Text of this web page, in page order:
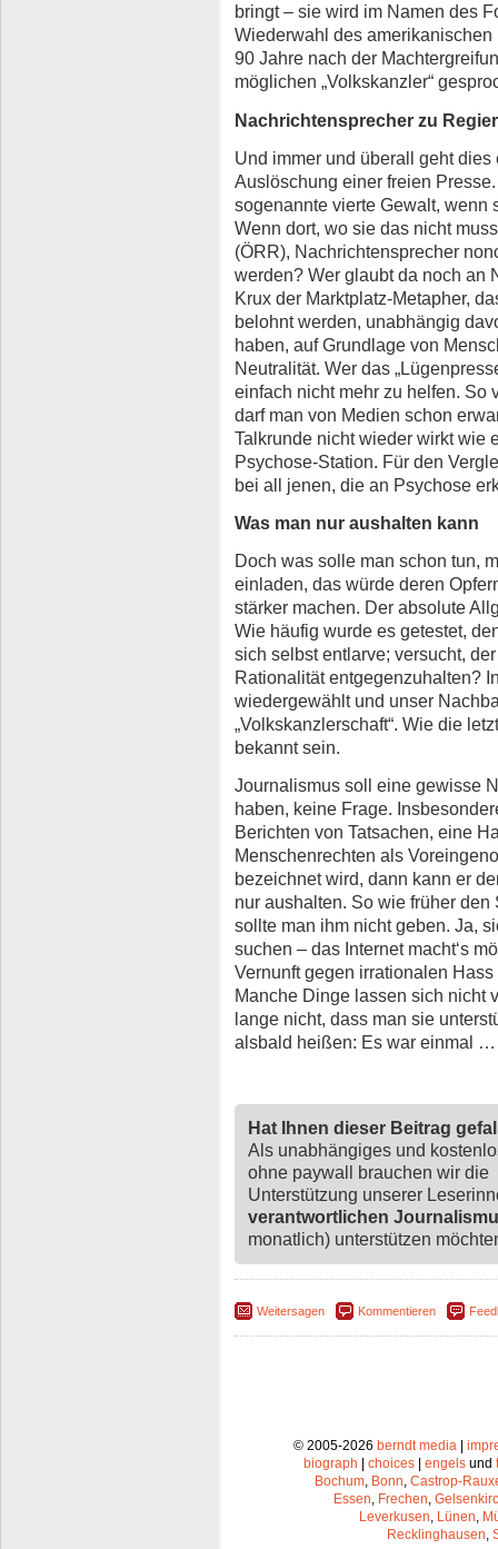
bringt – sie wird im Namen des
Wiederwahl des
90 Jahre nach der
möglichen „Volkskanzler“
Nachrichtensprecher zu
Und immer und überall geht
Auslöschung einer freien
sogenannte vierte Gewalt, wenn
Wenn dort, wo sie das nicht
(ÖRR), Nachrichtensprecher
werden? Wer glaubt da noch an
Krux der Marktplatz-Metapher,
belohnt werden, unabhängig
haben, auf Grundlage von
Neutralität. Wer das
einfach nicht mehr zu helfen. So
darf man von Medien schon
Talkrunde nicht wieder wirkt wie
Psychose-Station. Für den
bei all jenen, die an Psychose
Was man nur aushalten kann
Doch was solle man schon tun,
einladen, das würde deren
stärker machen. Der absolute
Wie häufig wurde es getestet,
sich selbst entlarve; versucht,
Rationalität entgegenzuhalten?
wiedergewählt und unser
„Volkskanzlerschaft“. Wie die
bekannt sein.
Journalismus soll eine gewisse
haben, keine Frage.
Berichten von Tatsachen, eine
Menschenrechten als
bezeichnet wird, dann kann er
nur aushalten. So wie früher
sollte man ihm nicht geben. Ja,
suchen – das Internet macht‘s
Vernunft gegen irrationalen
Manche Dinge lassen sich nicht
lange nicht, dass man sie
alsbald heißen: Es war einmal
Hat Ihnen dieser Beitrag
Als unabhängiges und
ohne paywall brauchen wir die
Unterstützung unserer
verantwortlichen
monatlich) unterstützen
Weitersagen Kommentieren
© 2005-2026 berndt media|
biograph | choices | engels und
Bochum, Bonn, Castrop-
Essen, Frechen,
Leverkusen, Lünen,
Recklinghausen,